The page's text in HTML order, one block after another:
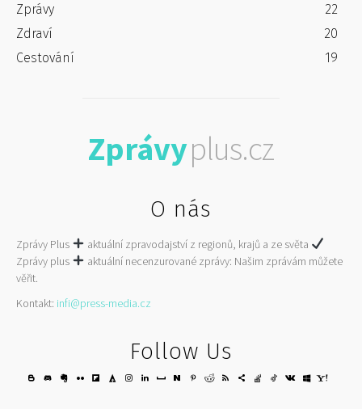
Zprávy
22
Zdraví
20
Cestování
19
Zprávyplus.cz
O nás
Zprávy Plus
aktuální zpravodajství z regionů, krajů a ze světa
Zprávy plus
aktuální necenzurované zprávy: Našim zprávám můžete
věřit.
Kontakt: infi@press-media.cz
Follow Us